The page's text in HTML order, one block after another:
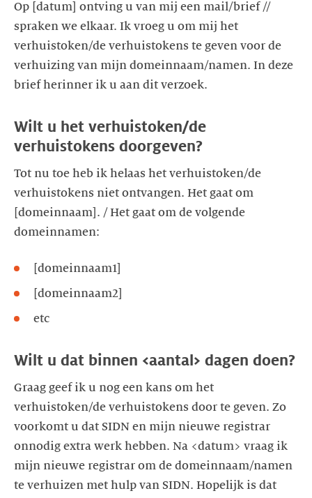
Op [datum] ontving u van mij een mail/brief //
spraken we elkaar. Ik vroeg u om mij het
verhuistoken/de verhuistokens te geven voor de
verhuizing van mijn domeinnaam/namen. In deze
brief herinner ik u aan dit verzoek.
Wilt u het verhuistoken/de
verhuistokens doorgeven?
Tot nu toe heb ik helaas het verhuistoken/de
verhuistokens niet ontvangen. Het gaat om
[domeinnaam]. / Het gaat om de volgende
domeinnamen:
[domeinnaam1]
[domeinnaam2]
etc
Wilt u dat binnen <aantal> dagen doen?
Graag geef ik u nog een kans om het
verhuistoken/de verhuistokens door te geven. Zo
voorkomt u dat SIDN en mijn nieuwe registrar
onnodig extra werk hebben. Na <datum> vraag ik
mijn nieuwe registrar om de domeinnaam/namen
te verhuizen met hulp van SIDN. Hopelijk is dat